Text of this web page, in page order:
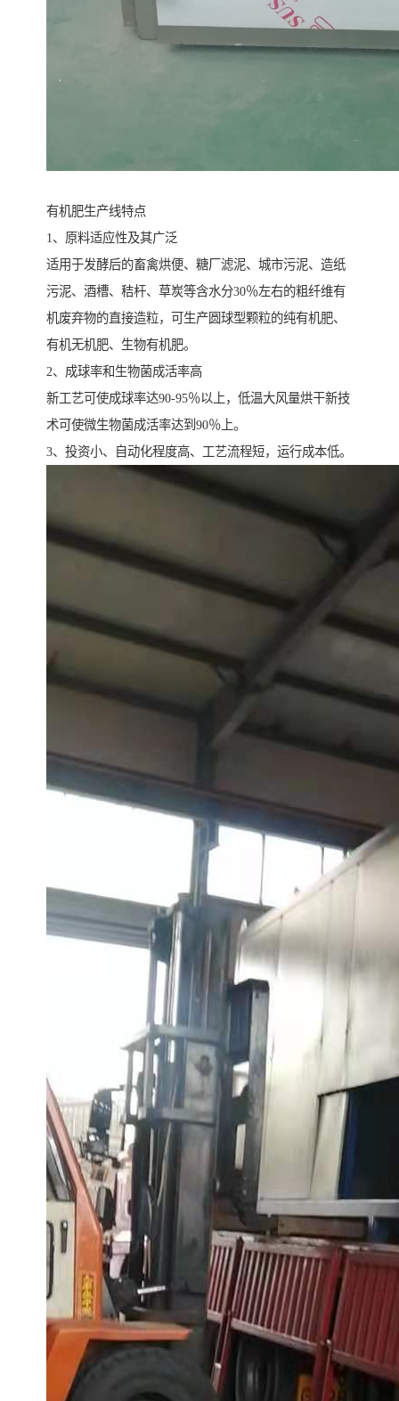
有机肥生产线特点
1、原料适应性及其广泛
适用于发酵后的畜禽烘便、糖厂滤泥、城市污泥、造纸
污泥、酒槽、秸杆、草炭等含水分30％左右的粗纤维有
机废弃物的直接造粒，可生产圆球型颗粒的纯有机肥、
有机无机肥、生物有机肥。
2、成球率和生物菌成活率高
新工艺可使成球率达90-95％以上，低温大风量烘干新技
术可使微生物菌成活率达到90％上。
3、投资小、自动化程度高、工艺流程短，运行成本低。